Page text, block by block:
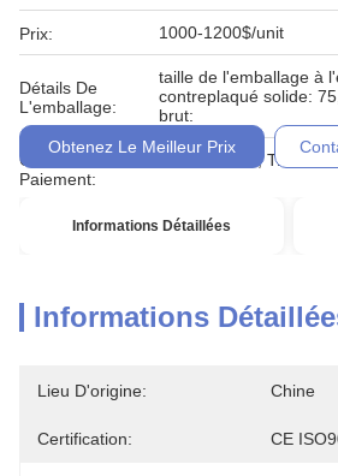
Prix: 1000-1200$/unit
Détails De
L'emballage:
taille de l'emballage à
contreplaqué solide:
brut:
Conditions De
Paiement:
L/C, D/A, D/P, T/T,
Obtenez Le Meilleur Prix
Informations Détaillées
Informations
Lieu D'origine: Chine
Certification: CE